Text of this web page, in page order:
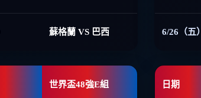
蘇格蘭 VS 巴西 6/26（五）
世界盃48強E組 日期